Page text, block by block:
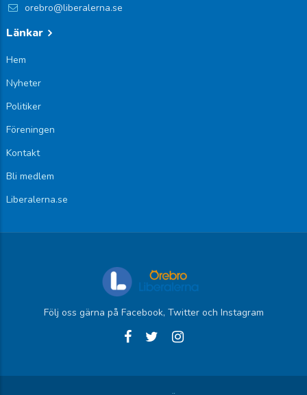
orebro@liberalerna.se
Länkar
Hem
Nyheter
Politiker
Föreningen
Kontakt
Bli medlem
Liberalerna.se
Följ oss gärna på Facebook, Twitter och Instagram